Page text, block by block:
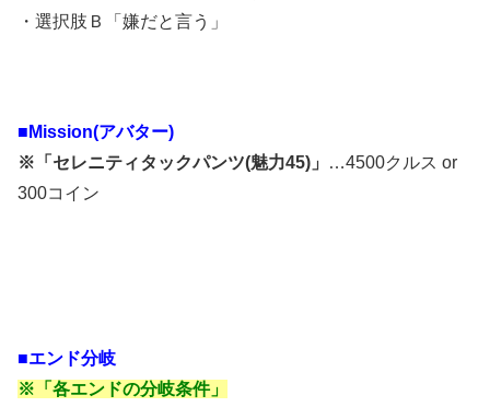
・選択肢Ｂ「嫌だと言う」
■Mission(アバター)
※「セレニティタックパンツ(魅力45)」
…4500クルス or
300コイン
■エンド分岐
※「各エンドの分岐条件」